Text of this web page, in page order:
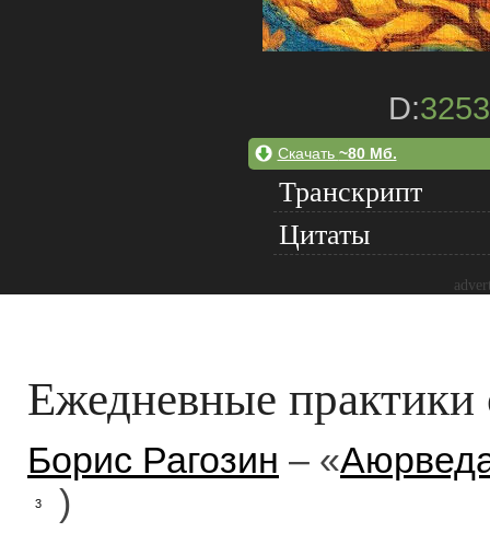
D:3253
Скачать ~80 Мб.
Транскрипт
Цитаты
Ежедневные практики
Борис Рагозин – «
3
)